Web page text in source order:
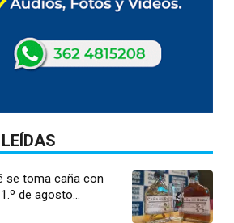
se toma caña con
de agosto...